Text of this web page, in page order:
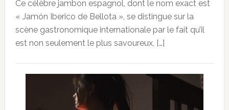
Ce célèbre jambon espagnol, dont le nom exact est
« Jamón Iberico de Bellota », se distingue sur la
scène gastronomique internationale par le fait qu’il
est non seulement le plus savoureux, […]